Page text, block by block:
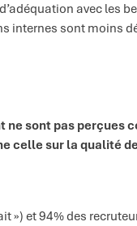
avec les
internes sont moins
sont pas perçues
celle sur la qualité
») et 94% des